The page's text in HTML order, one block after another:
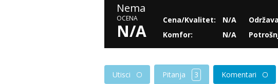
Nema
OCENA
N/A
Cena/Kvalitet:
N/A
Komfor:
N/A
Utisci Pitanja 3 Komentari